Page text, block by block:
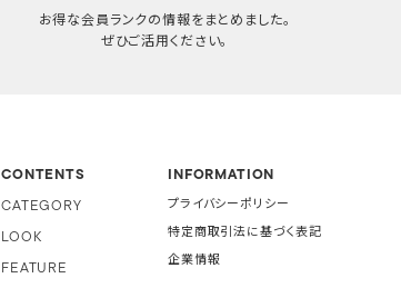
お得な会員ランクの情報をまとめました。
ぜひご活用ください。
CONTENTS
CATEGORY
LOOK
FEATURE
INFORMATION
プライバシーポリシー
特定商取引法に基づく表記
企業情報